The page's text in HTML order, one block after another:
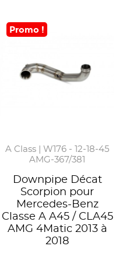
Promo !
A Class | W176 - 12-18-45
AMG-367/381
Downpipe Décat
Scorpion pour
Mercedes-Benz
Classe A A45 / CLA45
AMG 4Matic 2013 à
2018